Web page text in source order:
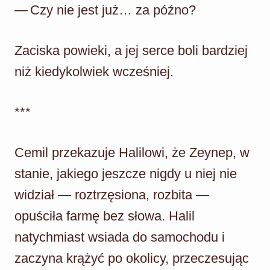
— Czy nie jest już… za późno?
Zaciska powieki, a jej serce boli bardziej
niż kiedykolwiek wcześniej.
***
Cemil przekazuje Halilowi, że Zeynep, w
stanie, jakiego jeszcze nigdy u niej nie
widział — roztrzęsiona, rozbita —
opuściła farmę bez słowa. Halil
natychmiast wsiada do samochodu i
zaczyna krążyć po okolicy, przeczesując